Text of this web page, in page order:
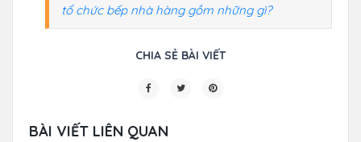
tổ chức bếp nhà hàng gồm những gì?
CHIA SẺ BÀI VIẾT
BÀI VIẾT LIÊN QUAN